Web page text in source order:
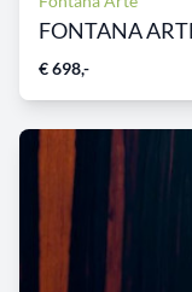
FONTANA
€ 698,-